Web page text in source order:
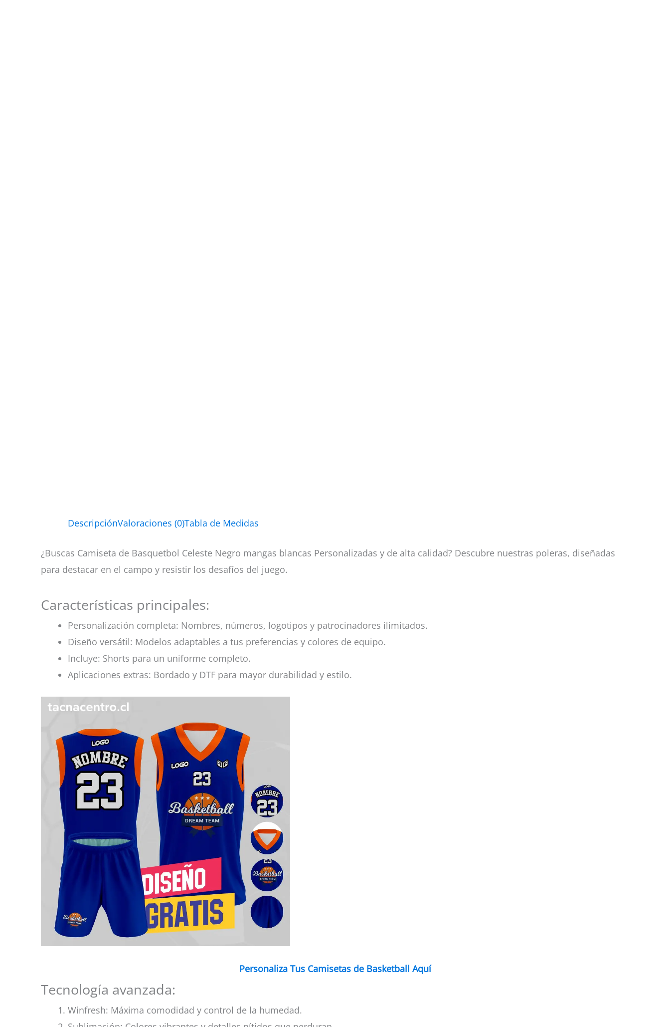
DescripciónValoraciones (0)Tabla de Medidas
¿Buscas Camiseta de Basquetbol Celeste Negro mangas blancas Personalizadas y de alta calidad? Descubre nuestras poleras, diseñadas
para destacar en el campo y resistir los desafíos del juego.
Características principales:
Personalización completa: Nombres, números, logotipos y patrocinadores ilimitados.
Diseño versátil: Modelos adaptables a tus preferencias y colores de equipo.
Incluye: Shorts para un uniforme completo.
Aplicaciones extras: Bordado y DTF para mayor durabilidad y estilo.
Personaliza Tus Camisetas de Basketball Aquí
Tecnología avanzada:
Winfresh: Máxima comodidad y control de la humedad.